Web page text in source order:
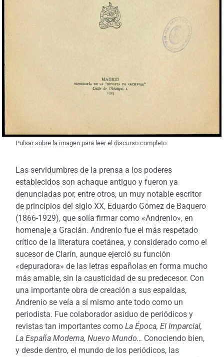
Pulsar sobre la imagen para leer el discurso completo
Las servidumbres de la prensa a los poderes
establecidos son achaque antiguo y fueron ya
denunciadas por, entre otros, un muy notable escritor
de principios del siglo XX, Eduardo Gómez de Baquero
(1866-1929), que solía firmar como «Andrenio», en
homenaje a Gracián. Andrenio fue el más respetado
crítico de la literatura coetánea, y considerado como el
sucesor de Clarín, aunque ejerció su función
«depuradora» de las letras españolas en forma mucho
más amable, sin la causticidad de su predecesor. Con
una importante obra de creación a sus espaldas,
Andrenio se veía a sí mismo ante todo como un
periodista. Fue colaborador asiduo de periódicos y
revistas tan importantes como La Época, El Imparcial,
La España Moderna, Nuevo Mundo… Conociendo bien,
y desde dentro, el mundo de los periódicos, las